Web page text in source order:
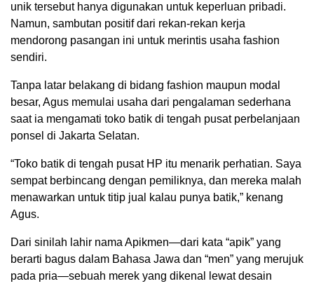
unik tersebut hanya digunakan untuk keperluan pribadi.
Namun, sambutan positif dari rekan-rekan kerja
mendorong pasangan ini untuk merintis usaha fashion
sendiri.
Tanpa latar belakang di bidang fashion maupun modal
besar, Agus memulai usaha dari pengalaman sederhana
saat ia mengamati toko batik di tengah pusat perbelanjaan
ponsel di Jakarta Selatan.
“Toko batik di tengah pusat HP itu menarik perhatian. Saya
sempat berbincang dengan pemiliknya, dan mereka malah
menawarkan untuk titip jual kalau punya batik,” kenang
Agus.
Dari sinilah lahir nama Apikmen—dari kata “apik” yang
berarti bagus dalam Bahasa Jawa dan “men” yang merujuk
pada pria—sebuah merek yang dikenal lewat desain